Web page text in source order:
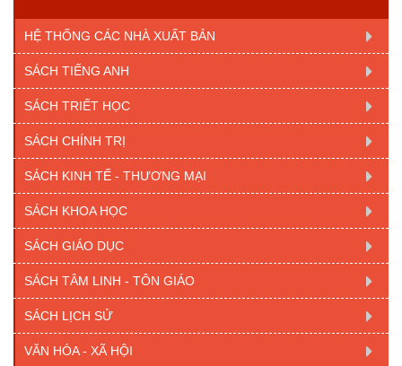
HỆ THỐNG CÁC NHÀ XUẤT BẢN
SÁCH TIẾNG ANH
SÁCH TRIẾT HỌC
SÁCH CHÍNH TRỊ
SÁCH KINH TẾ - THƯƠNG MẠI
SÁCH KHOA HỌC
SÁCH GIÁO DỤC
SÁCH TÂM LINH - TÔN GIÁO
SÁCH LỊCH SỬ
VĂN HÓA - XÃ HỘI